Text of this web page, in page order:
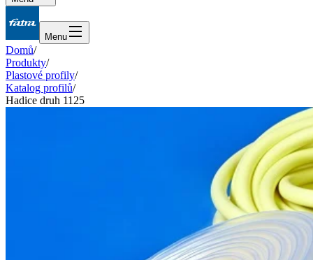
Menu
Domů/
Produkty/
Plastové profily/
Katalog profilů/
Hadice druh 1125